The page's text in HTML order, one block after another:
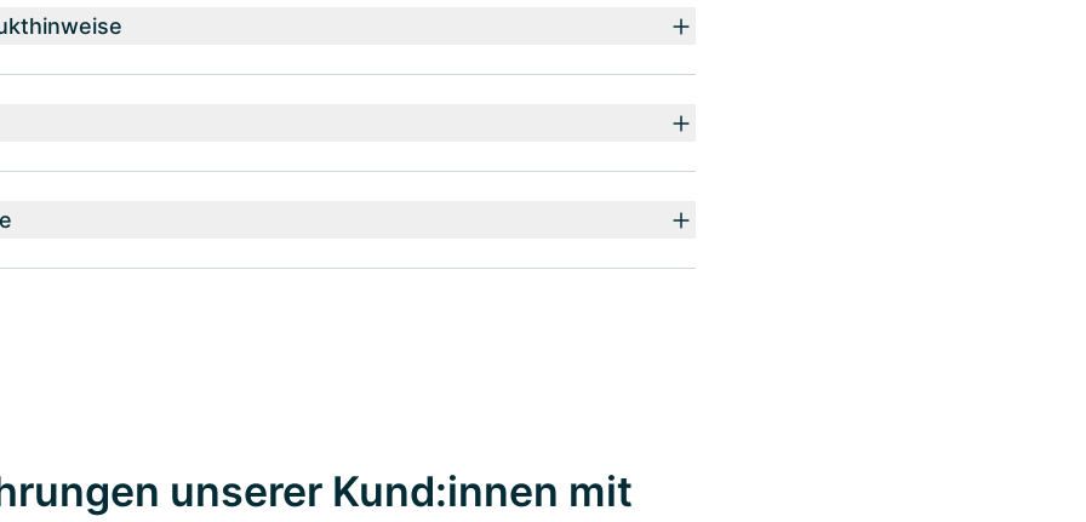
unserer Kund:innen mit